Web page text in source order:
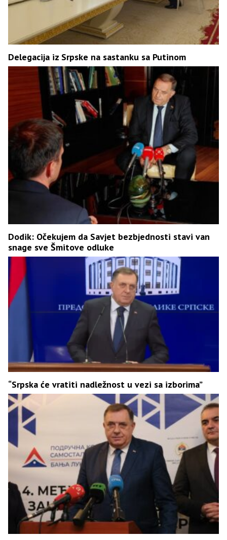
Delegacija iz Srpske na sastanku sa Putinom
Dodik: Očekujem da Savjet bezbjednosti stavi van
snage sve Šmitove odluke
“Srpska će vratiti nadležnost u vezi sa izborima”